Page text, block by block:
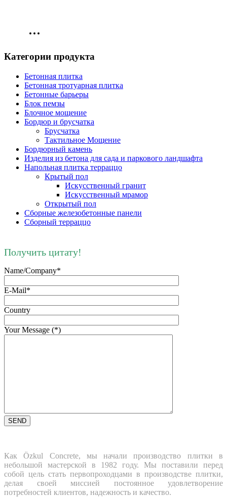
Категории продукта
Бетонная плитка
Бетонная тротуарная плитка
Бетонные барьеры
Блок пемзы
Блочное мощение
Бордюр и брусчатка
Брусчатка
Тактильное Мощение
Бордюрный камень
Изделия из бетона для сада и паркового ландшафта
Напольная плитка терраццо
Крытый пол
Искусственный гранит
Искусственный мрамор
Открытый пол
Сборные железобетонные панели
Сборный терраццо
Получить цитату!
Name/Company*
E-Mail*
Country
Your Message (*)
Как Özkul Concrete, мы начали производство плитки в
небольшой мастерской в 1982 году. Мы поставили перед
собой цель стать первопроходцами в производстве плитки,
делая своей миссией постоянное удовлетворение
потребностей клиентов, надежность и качество.